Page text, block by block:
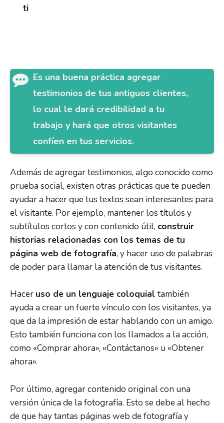
ti
Es una buena práctica agregar
testimonios de tus antiguos clientes,
lo cual le dará credibilidad a tu
trabajo y hará que otros visitantes
confíen en tus servicios.
Además de agregar testimonios, algo conocido como
prueba social, existen otras prácticas que te pueden
ayudar a hacer que tus textos sean interesantes para
el visitante. Por ejemplo, mantener los títulos y
subtítulos cortos y con contenido útil, construir
historias relacionadas con los temas de tu
página web de fotografía, y hacer uso de palabras
de poder para llamar la atención de tus visitantes.
Hacer uso de un lenguaje coloquial también
ayuda a crear un fuerte vínculo con los visitantes, ya
que da la impresión de estar hablando con un amigo.
Esto también funciona con los llamados a la acción,
como «Comprar ahora», «Contáctanos» u «Obtener
ahora».
Por último, agregar contenido original con una
versión única de la fotografía. Esto se debe al hecho
de que hay tantas páginas web de fotografía y